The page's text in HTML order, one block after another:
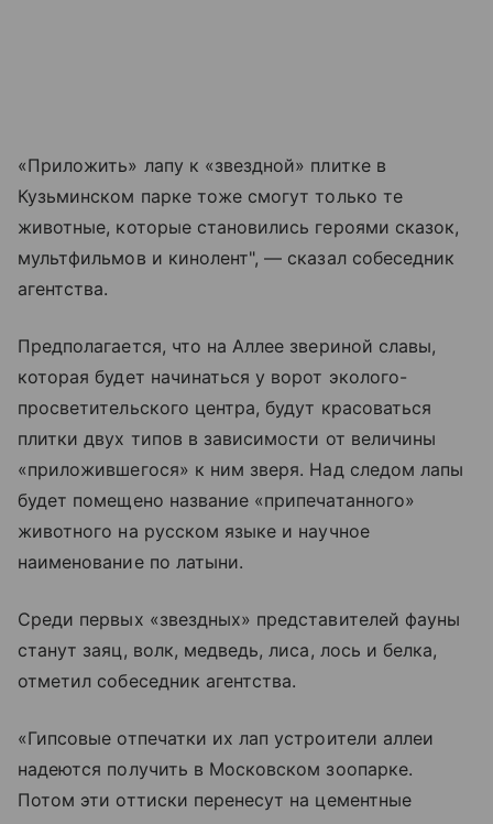
«Приложить» лапу к «звездной» плитке в
Кузьминском парке тоже смогут только те
животные, которые становились героями сказок,
мультфильмов и кинолент", — сказал собеседник
агентства.
Предполагается, что на Аллее звериной славы,
которая будет начинаться у ворот эколого-
просветительского центра, будут красоваться
плитки двух типов в зависимости от величины
«приложившегося» к ним зверя. Над следом лапы
будет помещено название «припечатанного»
животного на русском языке и научное
наименование по латыни.
Среди первых «звездных» представителей фауны
станут заяц, волк, медведь, лиса, лось и белка,
отметил собеседник агентства.
«Гипсовые отпечатки их лап устроители аллеи
надеются получить в Московском зоопарке.
Потом эти оттиски перенесут на цементные